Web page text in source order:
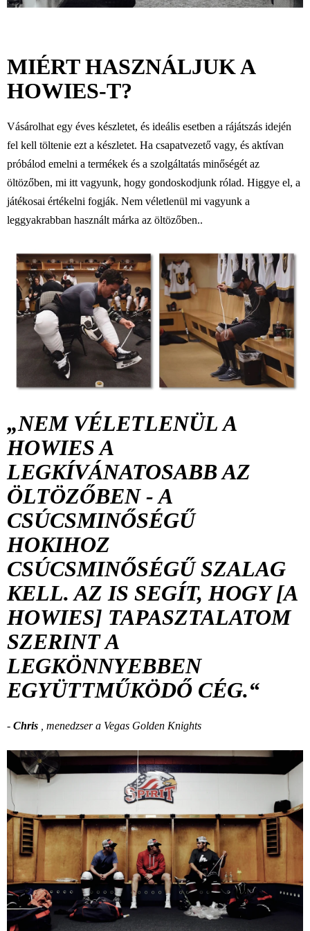
MIÉRT HASZNÁLJUK A
HOWIES-T?
Vásárolhat egy éves készletet, és ideális esetben a rájátszás idején
fel kell töltenie ezt a készletet. Ha csapatvezető vagy, és aktívan
próbálod emelni a termékek és a szolgáltatás minőségét az
öltözőben, mi itt vagyunk, hogy gondoskodjunk rólad. Higgye el, a
játékosai értékelni fogják. Nem véletlenül mi vagyunk a
leggyakrabban használt márka az öltözőben..
„NEM VÉLETLENÜL A
HOWIES A
LEGKÍVÁNATOSABB AZ
ÖLTÖZŐBEN - A
CSÚCSMINŐSÉGŰ
HOKIHOZ
CSÚCSMINŐSÉGŰ SZALAG
KELL. AZ IS SEGÍT, HOGY [A
HOWIES] TAPASZTALATOM
SZERINT A
LEGKÖNNYEBBEN
EGYÜTTMŰKÖDŐ CÉG.“
- Chris , menedzser a Vegas Golden Knights